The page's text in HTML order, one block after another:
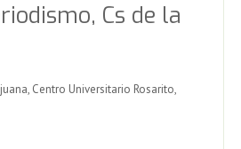
Cs de la
Centro Universitario Rosarito,